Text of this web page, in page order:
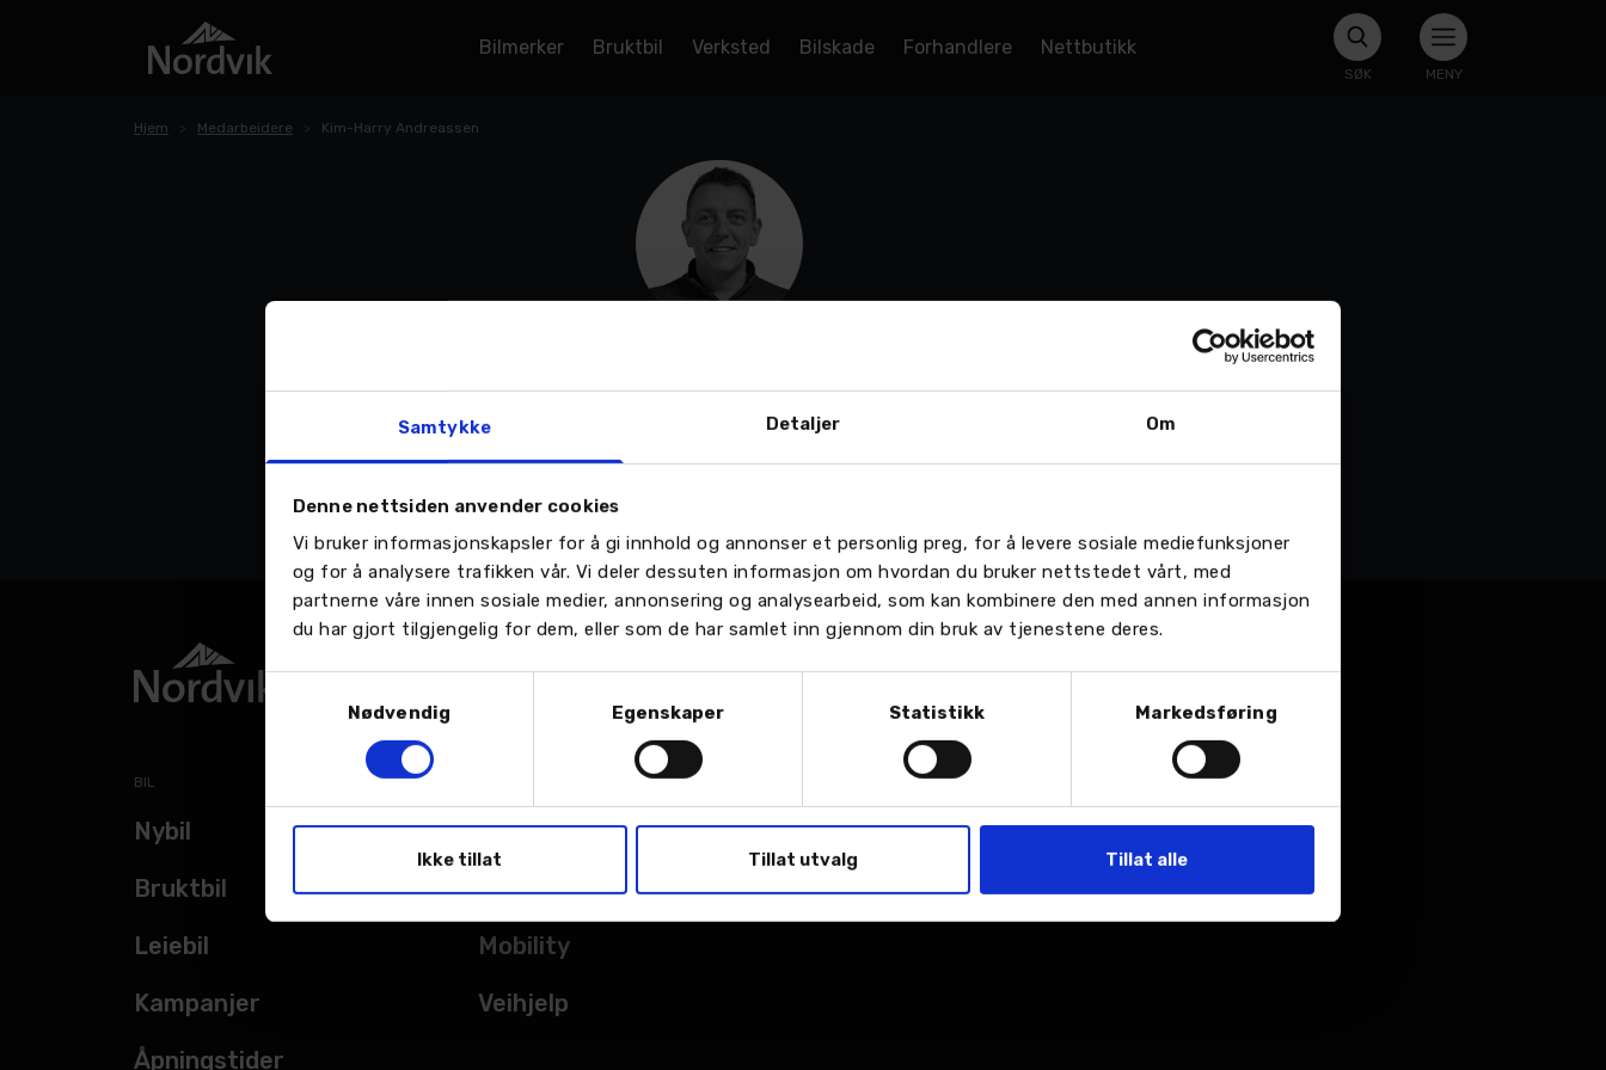
Samtykke Detaljer Om
Denne nettsiden anvender cookies
Vi bruker informasjonskapsler for å gi innhold og annonser et personlig preg, for å levere sosiale mediefunksjoner
og for å analysere trafikken vår. Vi deler dessuten informasjon om hvordan du bruker nettstedet vårt, med
partnerne våre innen sosiale medier, annonsering og analysearbeid, som kan kombinere den med annen informasjon
du har gjort tilgjengelig for dem, eller som de har samlet inn gjennom din bruk av tjenestene deres.
Samtykkevalg
Nødvendig
Egenskaper Statistikk Markedsføring
Ikke tillat Tillat utvalg Tillat alle
Bilmerker Bruktbil Verksted Bilskade Forhandlere Nettbutikk
SØK MENY
Hjem Medarbeidere Kim-Harry Andreassen
916 14 010
Email:
Send en e-post
BIL
Nybil
Bruktbil
Leiebil
Kampanjer
Åpningstider
Verksted
Bilskade
Mobility
Veihjelp